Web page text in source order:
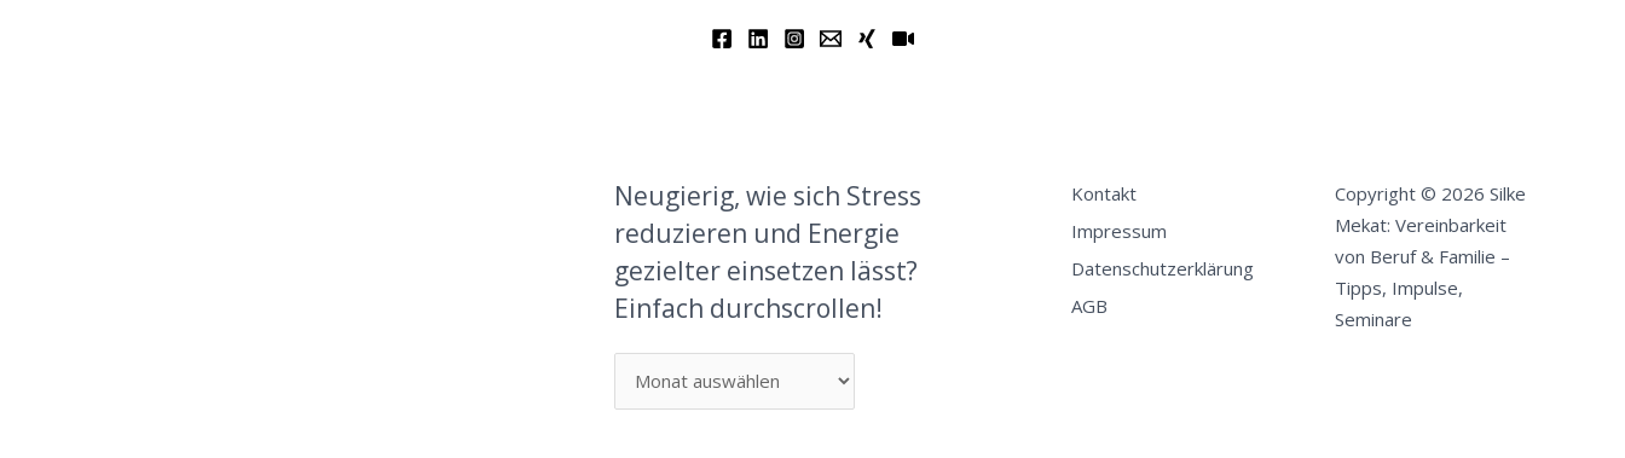
Neugierig, wie sich Stress
reduzieren und Energie
gezielter einsetzen lässt?
Einfach durchscrollen!
Kontakt
Impressum
Datenschutzerklärung
AGB
Copyright © 2026 Silke
Mekat: Vereinbarkeit
von Beruf & Familie –
Tipps, Impulse,
Seminare